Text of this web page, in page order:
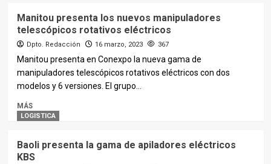
Manitou presenta los nuevos manipuladores
telescópicos rotativos eléctricos
Dpto. Redacción 16 marzo, 2023 367
Manitou presenta en Conexpo la nueva gama de
manipuladores telescópicos rotativos eléctricos con dos
modelos y 6 versiones. El grupo...
MÁS
LOGISTICA
Baoli presenta la gama de apiladores eléctricos
KBS